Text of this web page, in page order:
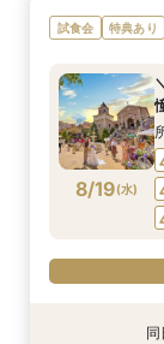
試食会 特典あり
8/19(水)
特典あり
同